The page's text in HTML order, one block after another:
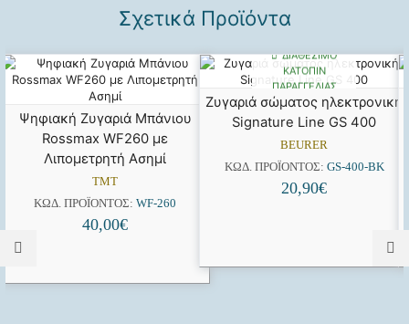
Σχετικά Προϊόντα
Ψηφιακή Ζυγαριά Μπάνιου
Rossmax WF260 με
Λιπομετρητή Ασημί
TMT
ΚΩΔ. ΠΡΟΪΌΝΤΟΣ: WF-260
40,00€
ΔΙΑΘΈΣΙΜΟ
ΚΑΤΌΠΙΝ
ΠΑΡΑΓΓΕΛΊΑΣ
Ζυγαριά σώματος ηλεκτρονική
Signature Line GS 400
BEURER
ΚΩΔ. ΠΡΟΪΌΝΤΟΣ: GS-400-BK
20,90€